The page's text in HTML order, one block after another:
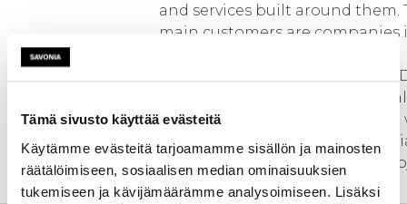
Tämä sivusto käyttää evästeitä
Käytämme evästeitä tarjoamamme sisällön ja mainosten
räätälöimiseen, sosiaalisen median ominaisuuksien
tukemiseen ja kävijämäärämme analysoimiseen. Lisäksi
and services built around them.
main customers are companies
international companies and
organizations. The project will
create an operating model that
enable ecosystems to
their own services even after
termination.